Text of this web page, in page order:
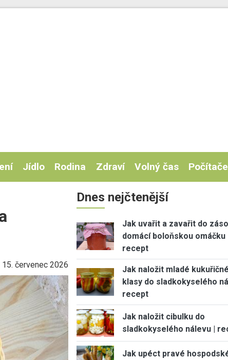
Jídlo Rodina Zdraví Volný čas Počítače
15. červenec 2026
Dnes nejčtenější
Jak uvařit a zavařit do
domácí boloňskou omáčku
recept
Jak naložit mladé kukuřičné
klasy do sladkokyselého
recept
Jak naložit cibulku do
sladkokyselého nálevu |
Jak upéct pravé